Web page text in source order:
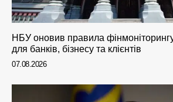
НБУ оновив правила
для банків, бізнесу та клієнтів
07.08.2026